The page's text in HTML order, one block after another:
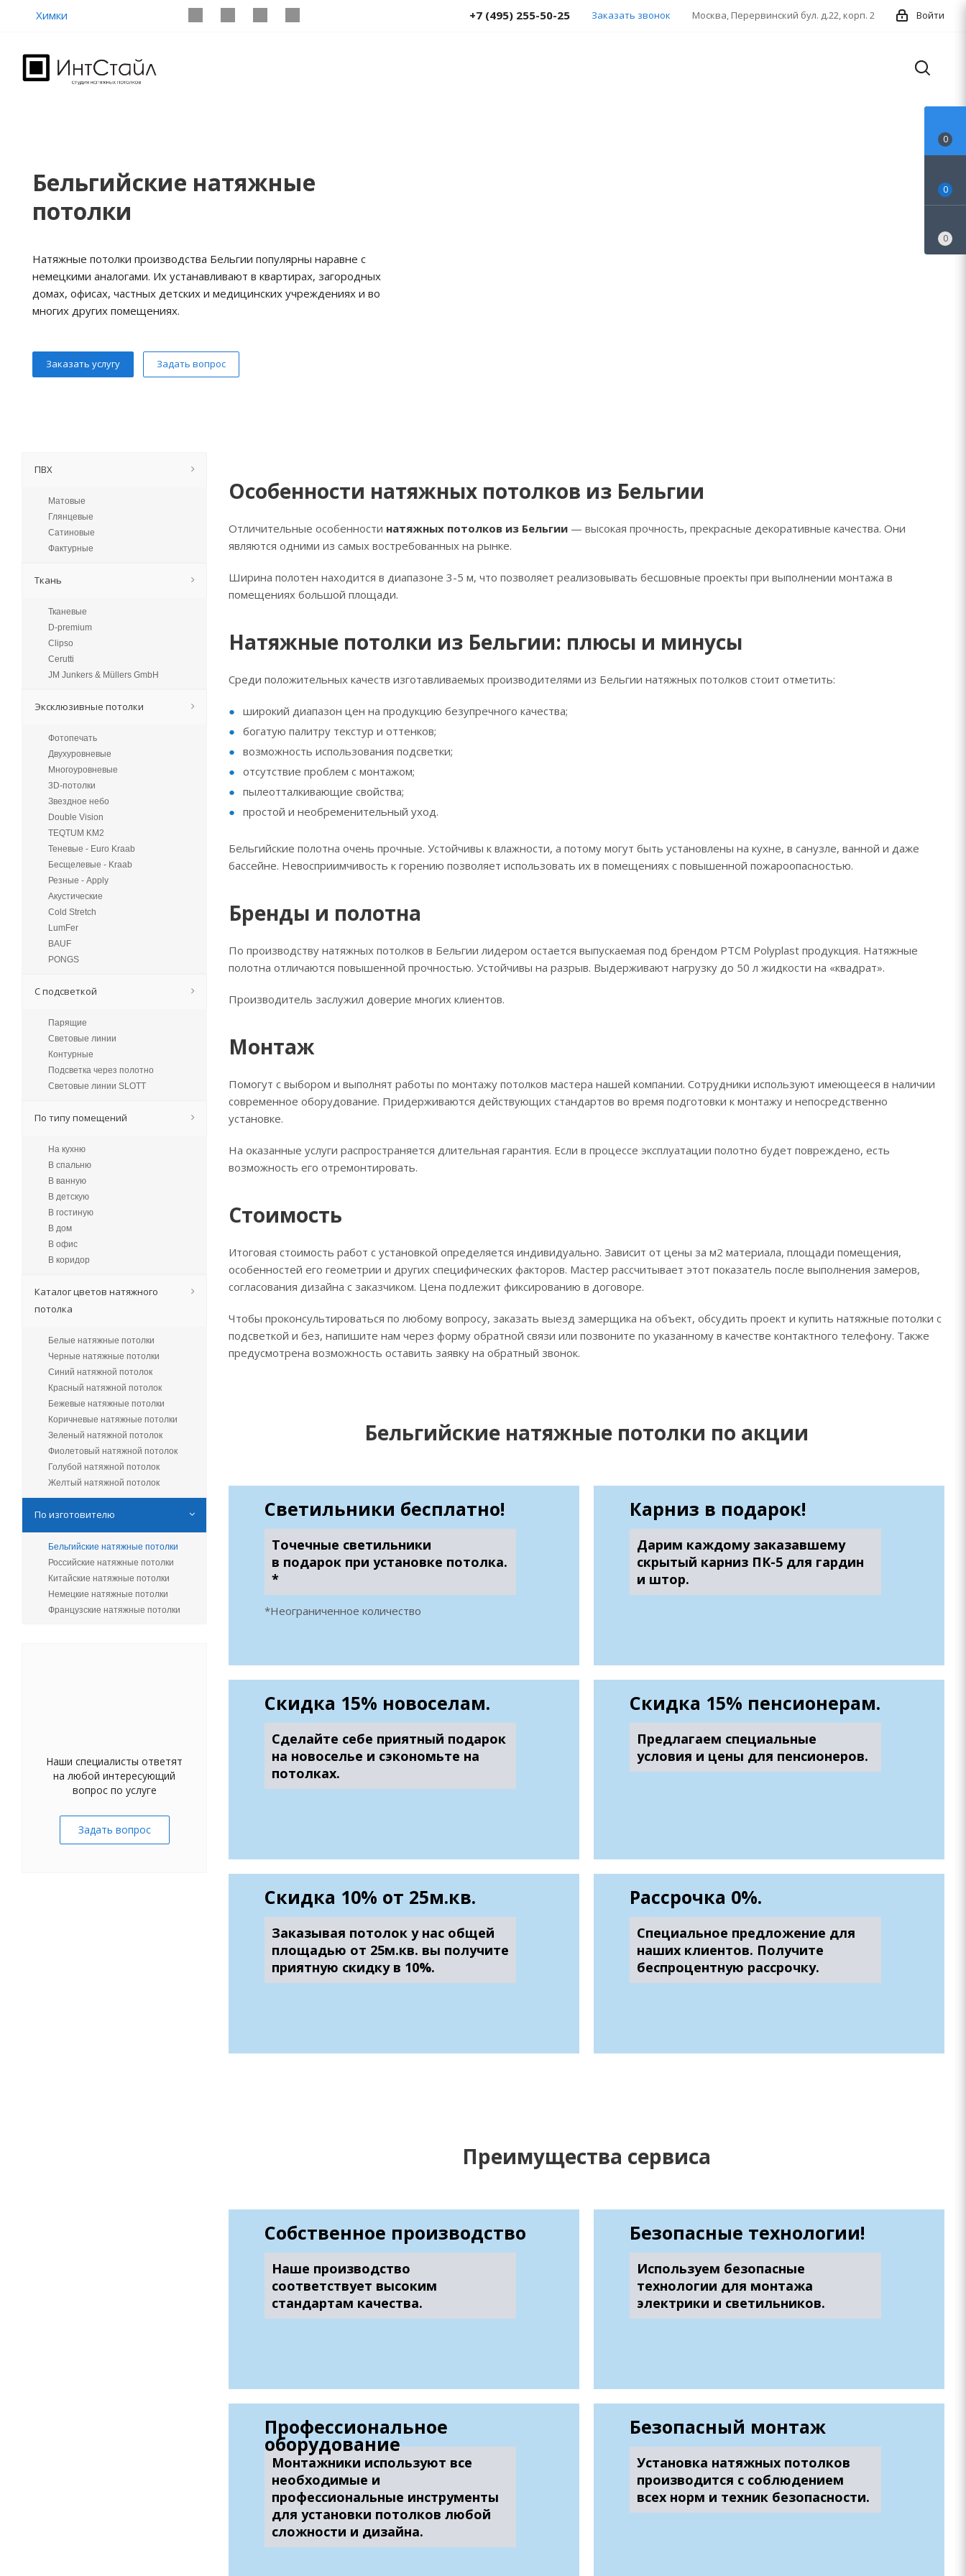
Химки Войти
Москва, Перервинский бул. д.22, корп. 2
+7 (495) 255-50-25 Заказать звонок
Бельгийские натяжные
потолки
Натяжные потолки производства Бельгии популярны наравне с
немецкими аналогами. Их устанавливают в квартирах, загородных
домах, офисах, частных детских и медицинских учреждениях и во
многих других помещениях.
Заказать услугу Задать вопрос
Особенности натяжных потолков из Бельгии
Отличительные особенности натяжных потолков из Бельгии — высокая прочность, прекрасные декоративные качества. Они
являются одними из самых востребованных на рынке.
Ширина полотен находится в диапазоне 3-5 м, что позволяет реализовывать бесшовные проекты при выполнении монтажа в
помещениях большой площади.
Натяжные потолки из Бельгии: плюсы и минусы
Среди положительных качеств изготавливаемых производителями из Бельгии натяжных потолков стоит отметить:
широкий диапазон цен на продукцию безупречного качества;
богатую палитру текстур и оттенков;
возможность использования подсветки;
отсутствие проблем с монтажом;
пылеотталкивающие свойства;
простой и необременительный уход.
Бельгийские полотна очень прочные. Устойчивы к влажности, а потому могут быть установлены на кухне, в санузле, ванной и даже
бассейне. Невосприимчивость к горению позволяет использовать их в помещениях с повышенной пожароопасностью.
Бренды и полотна
По производству натяжных потолков в Бельгии лидером остается выпускаемая под брендом PTCM Polyplast продукция. Натяжные
полотна отличаются повышенной прочностью. Устойчивы на разрыв. Выдерживают нагрузку до 50 л жидкости на «квадрат».
Производитель заслужил доверие многих клиентов.
Монтаж
Помогут с выбором и выполнят работы по монтажу потолков мастера нашей компании. Сотрудники используют имеющееся в наличии
современное оборудование. Придерживаются действующих стандартов во время подготовки к монтажу и непосредственно
установке.
На оказанные услуги распространяется длительная гарантия. Если в процессе эксплуатации полотно будет повреждено, есть
возможность его отремонтировать.
Стоимость
Итоговая стоимость работ с установкой определяется индивидуально. Зависит от цены за м2 материала, площади помещения,
особенностей его геометрии и других специфических факторов. Мастер рассчитывает этот показатель после выполнения замеров,
согласования дизайна с заказчиком. Цена подлежит фиксированию в договоре.
Чтобы проконсультироваться по любому вопросу, заказать выезд замерщика на объект, обсудить проект и купить натяжные потолки с
подсветкой и без, напишите нам через форму обратной связи или позвоните по указанному в качестве контактного телефону. Также
предусмотрена возможность оставить заявку на обратный звонок.
Бельгийские натяжные потолки по акции
Светильники бесплатно!
Точечные светильники
в подарок при установке потолка.
*
*Неограниченное количество
Карниз в подарок!
Дарим каждому заказавшему
скрытый карниз ПК-5 для гардин
и штор.
Скидка 15% новоселам.
Сделайте себе приятный подарок
на новоселье и сэкономьте на
потолках.
Скидка 15% пенсионерам.
Предлагаем специальные
условия и цены для пенсионеров.
Скидка 10% от 25м.кв.
Заказывая потолок у нас общей
площадью от 25м.кв. вы получите
приятную скидку в 10%.
Рассрочка 0%.
Специальное предложение для
наших клиентов. Получите
беспроцентную рассрочку.
Преимущества сервиса
Собственное производство
Наше производство
соответствует высоким
стандартам качества.
Безопасные технологии!
Используем безопасные
технологии для монтажа
электрики и светильников.
Профессиональное
оборудование
Монтажники используют все
необходимые и
профессиональные инструменты
для установки потолков любой
сложности и дизайна.
Безопасный монтаж
Установка натяжных потолков
производится с соблюдением
всех норм и техник безопасности.
ПВХ
Матовые
Глянцевые
Сатиновые
Фактурные
Ткань
Тканевые
D-premium
Clipso
Cerutti
JM Junkers & Müllers GmbH
Эксклюзивные потолки
Фотопечать
Двухуровневые
Многоуровневые
3D-потолки
Звездное небо
Double Vision
TEQTUM KM2
Теневые - Euro Kraab
Бесщелевые - Kraab
Резные - Apply
Акустические
Cold Stretch
LumFer
BAUF
PONGS
С подсветкой
Парящие
Световые линии
Контурные
Подсветка через полотно
Световые линии SLOTT
По типу помещений
На кухню
В спальню
В ванную
В детскую
В гостиную
В дом
В офис
В коридор
Каталог цветов натяжного
потолка
Белые натяжные потолки
Черные натяжные потолки
Синий натяжной потолок
Красный натяжной потолок
Бежевые натяжные потолки
Коричневые натяжные потолки
Зеленый натяжной потолок
Фиолетовый натяжной потолок
Голубой натяжной потолок
Желтый натяжной потолок
По изготовителю
Бельгийские натяжные потолки
Российские натяжные потолки
Китайские натяжные потолки
Немецкие натяжные потолки
Французские натяжные потолки
Наши специалисты ответят
на любой интересующий
вопрос по услуге
Задать вопрос
0
0
0